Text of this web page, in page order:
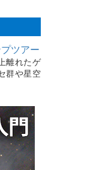
ツアー
離れたゲ
群や星空